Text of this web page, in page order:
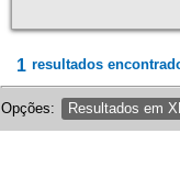
1 resultados
Opções: Resultados em